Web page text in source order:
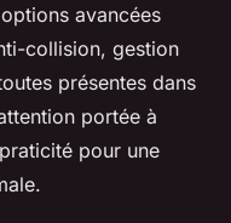
avancées
collision, gestion
présentes dans
portée à
pour une